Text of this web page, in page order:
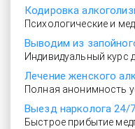
Кодировка
Психологические и
Выводим из
Индивидуальный курс
Лечение женского
Полная анонимность
Выезд нарколога 24/7
Быстрое прибытие